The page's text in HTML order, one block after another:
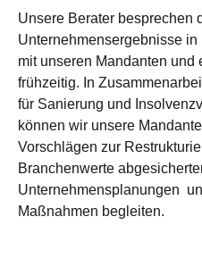
Unsere Berater besprechen
Unternehmensergebnisse
mit unseren Mandanten
frühzeitig. In
für Sanierung und
können wir unsere
Vorschlägen zur
Branchenwerte
Unternehmensplanungen
Maßnahmen begleiten.